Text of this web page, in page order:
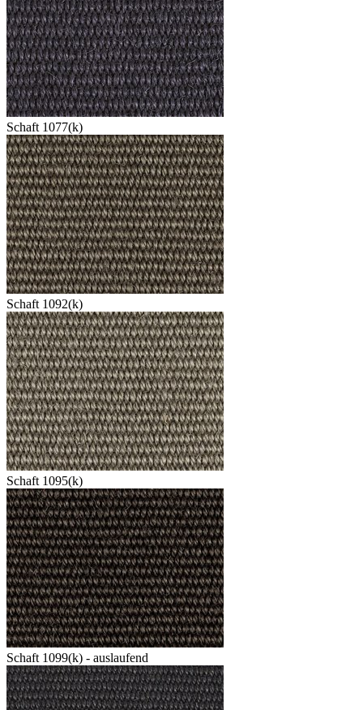
Schaft 1077(k)
Schaft 1092(k)
Schaft 1095(k)
Schaft 1099(k) - auslaufend